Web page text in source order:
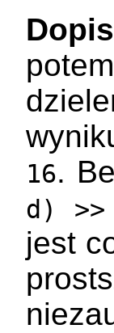
16.
d) >>
jest